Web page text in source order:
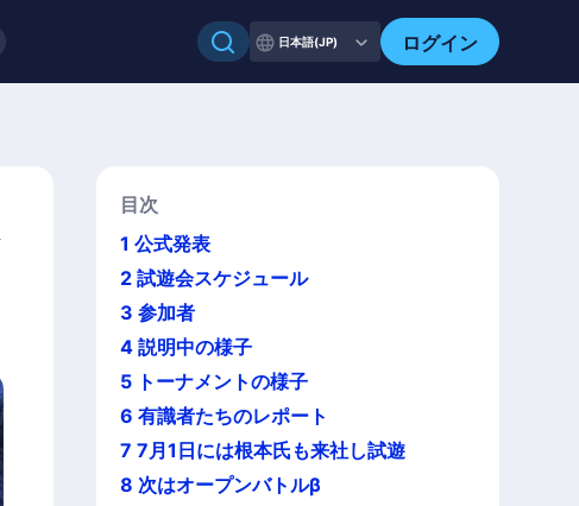
日本語(JP) ログイン
目次
1公式発表
2試遊会スケジュール
3参加者
4説明中の様子
5 トーナメントの様子
6有識者たちのレポート
77月1日には根本氏も来社し試遊
8 次はオープンバトルβ